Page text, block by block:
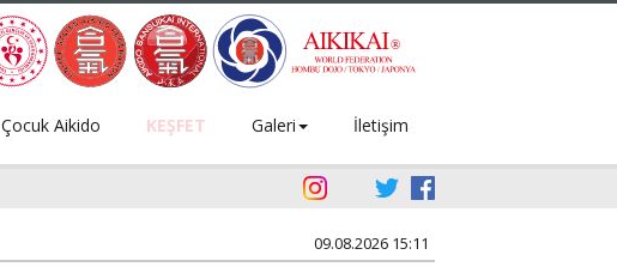
Çocuk Aikido KEŞFET Galeri İletişim
09.08.2026 15:11